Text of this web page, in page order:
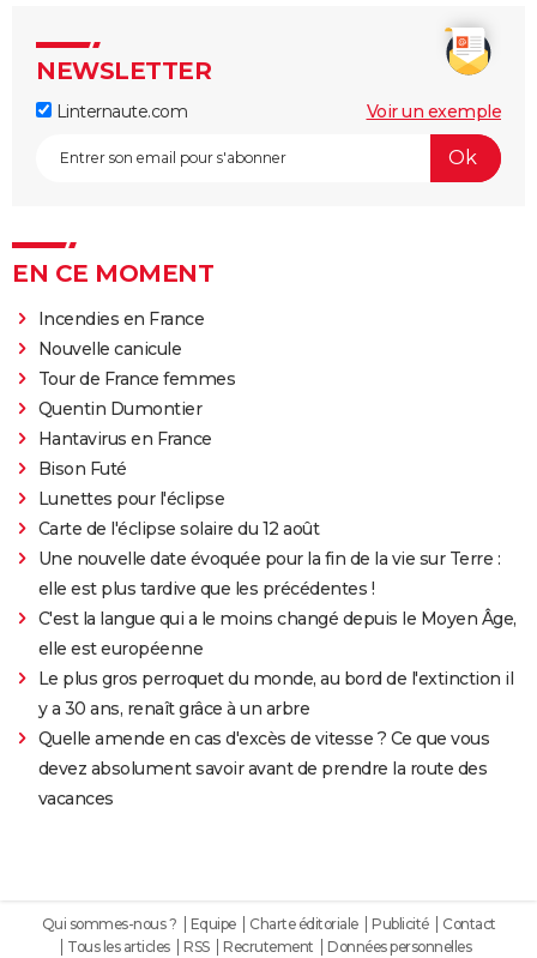
NEWSLETTER
Linternaute.com Voir un exemple
EN CE MOMENT
Incendies en France
Nouvelle canicule
Tour de France femmes
Quentin Dumontier
Hantavirus en France
Bison Futé
Lunettes pour l'éclipse
Carte de l'éclipse solaire du 12 août
Une nouvelle date évoquée pour la fin de la vie sur Terre :
elle est plus tardive que les précédentes !
C'est la langue qui a le moins changé depuis le Moyen Âge,
elle est européenne
Le plus gros perroquet du monde, au bord de l'extinction il
y a 30 ans, renaît grâce à un arbre
Quelle amende en cas d'excès de vitesse ? Ce que vous
devez absolument savoir avant de prendre la route des
vacances
Qui sommes-nous ? Equipe Charte éditoriale Publicité
Contact
Tous les articles
RSS Recrutement Données personnelles